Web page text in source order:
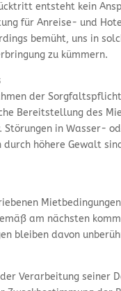
entsteht kein
für Anreise- und
bemüht, uns in
zu kümmern.
der
Bereitstellung des
in Wasser-
durch höhere Gewalt
am nächsten
bleiben davon
Verarbeitung seiner